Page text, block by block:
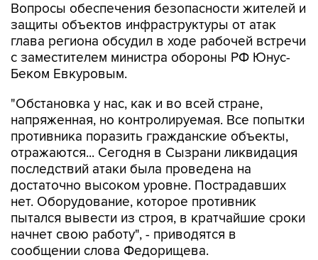
Вопросы обеспечения безопасности жителей и
защиты объектов инфраструктуры от атак
глава региона обсудил в ходе рабочей встречи
с заместителем министра обороны РФ Юнус-
Беком Евкуровым.
"Обстановка у нас, как и во всей стране,
напряженная, но контролируемая. Все попытки
противника поразить гражданские объекты,
отражаются... Сегодня в Сызрани ликвидация
последствий атаки была проведена на
достаточно высоком уровне. Пострадавших
нет. Оборудование, которое противник
пытался вывести из строя, в кратчайшие сроки
начнет свою работу", - приводятся в
сообщении слова Федорищева.